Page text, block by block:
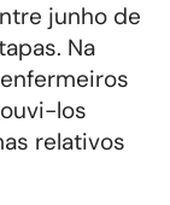
junho de
Na
los
relativos